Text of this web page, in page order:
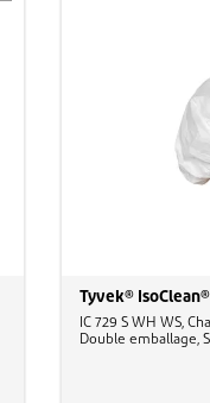
Tyvek® IsoClean®
IC 729 S WH WS,
Double emballage,